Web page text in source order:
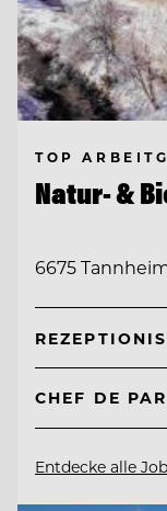
TOP
Natur- &
6675
CHEF DE
Entdecke alle